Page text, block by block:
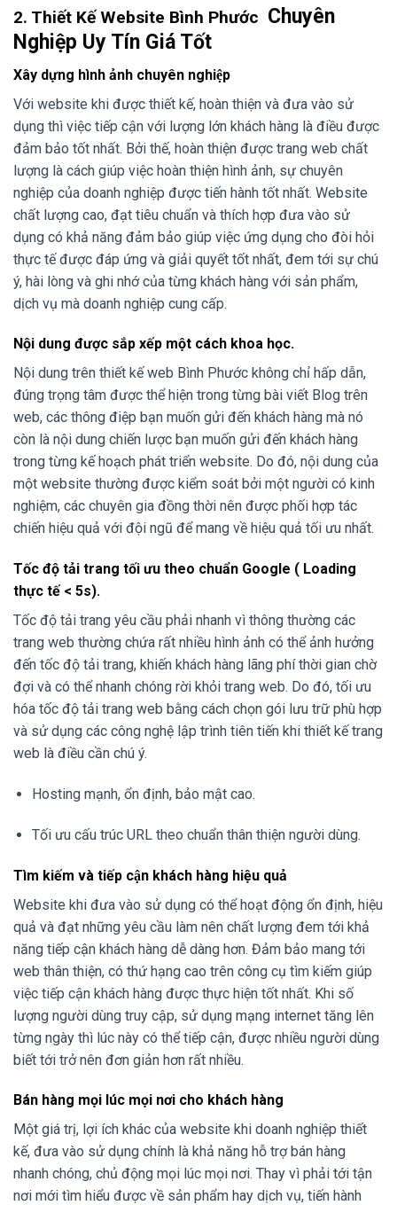
2. Thiết Kế Website Bình Phước Chuyên
Nghiệp Uy Tín Giá Tốt
Xây dựng hình ảnh chuyên nghiệp
Với website khi được thiết kế, hoàn thiện và đưa vào sử
dụng thì việc tiếp cận với lượng lớn khách hàng là điều được
đảm bảo tốt nhất. Bởi thế, hoàn thiện được trang web chất
lượng là cách giúp việc hoàn thiện hình ảnh, sự chuyên
nghiệp của doanh nghiệp được tiến hành tốt nhất. Website
chất lượng cao, đạt tiêu chuẩn và thích hợp đưa vào sử
dụng có khả năng đảm bảo giúp việc ứng dụng cho đòi hỏi
thực tế được đáp ứng và giải quyết tốt nhất, đem tới sự chú
ý, hài lòng và ghi nhớ của từng khách hàng với sản phẩm,
dịch vụ mà doanh nghiệp cung cấp.
Nội dung được sắp xếp một cách khoa học.
Nội dung trên thiết kế web Bình Phước không chỉ hấp dẫn,
đúng trọng tâm được thể hiện trong từng bài viết Blog trên
web, các thông điệp bạn muốn gửi đến khách hàng mà nó
còn là nội dung chiến lược bạn muốn gửi đến khách hàng
trong từng kế hoạch phát triển website. Do đó, nội dung của
một website thường được kiểm soát bởi một người có kinh
nghiệm, các chuyên gia đồng thời nên được phối hợp tác
chiến hiệu quả với đội ngũ để mang về hiệu quả tối ưu nhất.
Tốc độ tải trang tối ưu theo chuẩn Google ( Loading
thực tế < 5s).
Tốc độ tải trang yêu cầu phải nhanh vì thông thường các
trang web thường chứa rất nhiều hình ảnh có thể ảnh hưởng
đến tốc độ tải trang, khiến khách hàng lãng phí thời gian chờ
đợi và có thể nhanh chóng rời khỏi trang web. Do đó, tối ưu
hóa tốc độ tải trang web bằng cách chọn gói lưu trữ phù hợp
và sử dụng các công nghệ lập trình tiên tiến khi thiết kế trang
web là điều cần chú ý.
Hosting mạnh, ổn định, bảo mật cao.
Tối ưu cấu trúc URL theo chuẩn thân thiện người dùng.
Tìm kiếm và tiếp cận khách hàng hiệu quả
Website khi đưa vào sử dụng có thể hoạt động ổn định, hiệu
quả và đạt những yêu cầu làm nên chất lượng đem tới khả
năng tiếp cận khách hàng dễ dàng hơn. Đảm bảo mang tới
web thân thiện, có thứ hạng cao trên công cụ tìm kiếm giúp
việc tiếp cận khách hàng được thực hiện tốt nhất. Khi số
lượng người dùng truy cập, sử dụng mạng internet tăng lên
từng ngày thì lúc này có thể tiếp cận, được nhiều người dùng
biết tới trở nên đơn giản hơn rất nhiều.
Bán hàng mọi lúc mọi nơi cho khách hàng
Một giá trị, lợi ích khác của website khi doanh nghiệp thiết
kế, đưa vào sử dụng chính là khả năng hỗ trợ bán hàng
nhanh chóng, chủ động mọi lúc mọi nơi. Thay vì phải tới tận
nơi mới tìm hiểu được về sản phẩm hay dịch vụ, tiến hành